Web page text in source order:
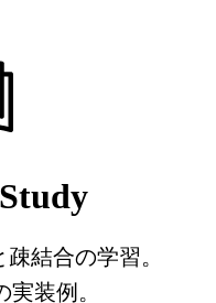
結合の学習。
装例。